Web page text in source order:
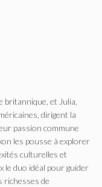
britannique, et Julia,
dirigent la
passion commune
les pousse à explorer
culturelles et
le duo idéal pour guider
richesses de